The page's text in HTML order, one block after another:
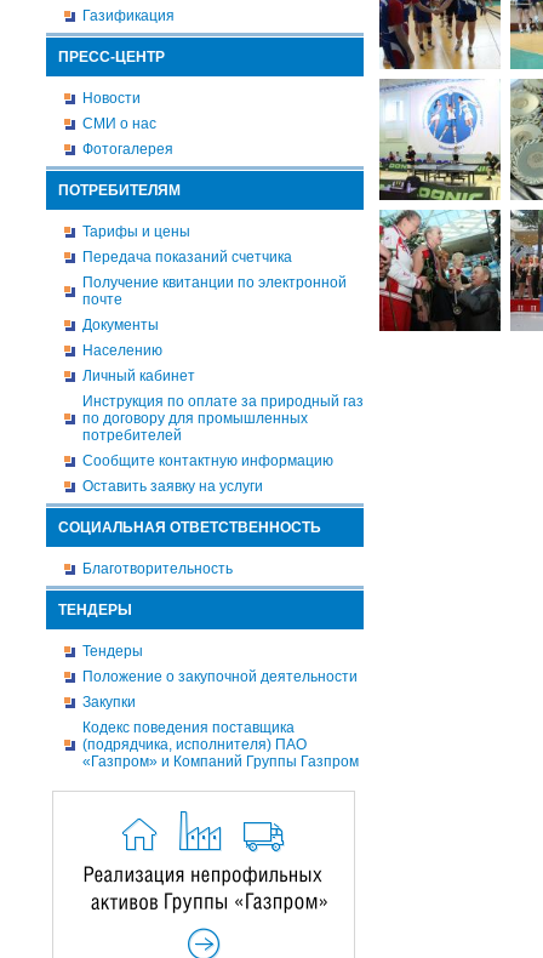
Газификация
ПРЕСС-ЦЕНТР
Новости
СМИ о нас
Фотогалерея
ПОТРЕБИТЕЛЯМ
Тарифы и цены
Передача показаний счетчика
Получение квитанции по электронной
почте
Документы
Населению
Личный кабинет
Инструкция по оплате за природный газ
по договору для промышленных
потребителей
Сообщите контактную информацию
Оставить заявку на услуги
СОЦИАЛЬНАЯ ОТВЕТСТВЕННОСТЬ
Благотворительность
ТЕНДЕРЫ
Тендеры
Положение о закупочной деятельности
Закупки
Кодекс поведения поставщика
(подрядчика, исполнителя) ПАО
«Газпром» и Компаний Группы Газпром